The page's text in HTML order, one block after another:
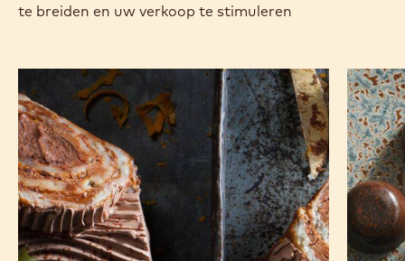
te breiden en uw verkoop te stimuleren
de
Noël